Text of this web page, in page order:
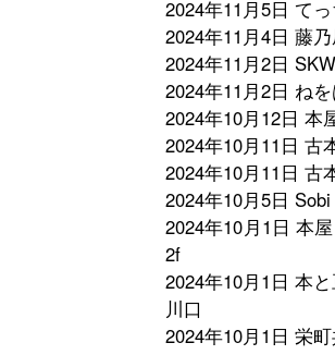
2024年11月5日 て
2024年11月4日 藤
2024年11月2日
2024年11月2日 ね
2024年10月12日 本
2024年10月11日 古
2024年10月11日 古
2024年10月5日
2024年10月1日 本
2f
2024年10月1日 本
川口
2024年10月1日 栄